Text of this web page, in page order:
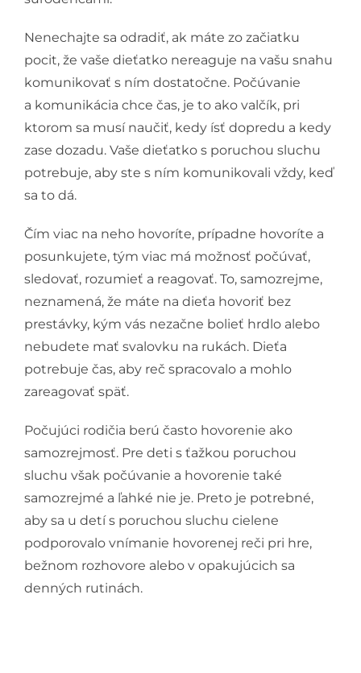
Nenechajte sa odradiť, ak máte zo začiatku
pocit, že vaše dieťatko nereaguje na vašu snahu
komunikovať s ním dostatočne. Počúvanie
a komunikácia chce čas, je to ako valčík, pri
ktorom sa musí naučiť, kedy ísť dopredu a kedy
zase dozadu. Vaše dieťatko s poruchou sluchu
potrebuje, aby ste s ním komunikovali vždy, keď
sa to dá.
Čím viac na neho hovoríte, prípadne hovoríte a
posunkujete, tým viac má možnosť počúvať,
sledovať, rozumieť a reagovať. To, samozrejme,
neznamená, že máte na dieťa hovoriť bez
prestávky, kým vás nezačne bolieť hrdlo alebo
nebudete mať svalovku na rukách. Dieťa
potrebuje čas, aby reč spracovalo a mohlo
zareagovať späť.
Počujúci rodičia berú často hovorenie ako
samozrejmosť. Pre deti s ťažkou poruchou
sluchu však počúvanie a hovorenie také
samozrejmé a ľahké nie je. Preto je potrebné,
aby sa u detí s poruchou sluchu cielene
podporovalo vnímanie hovorenej reči pri hre,
bežnom rozhovore alebo v opakujúcich sa
denných rutinách.